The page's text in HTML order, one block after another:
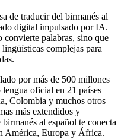
de traducir del birmanés al
digital impulsado por IA.
convierte palabras, sino que
complejas para
por más de 500 millones
lengua oficial en 21 países —
Colombia y muchos otros—
más extendidos y
al español te conecta
América, Europa y África.